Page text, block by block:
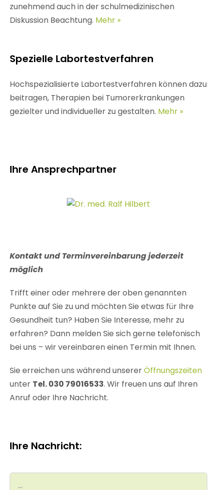
zunehmend auch in der schulmedizinischen
Diskussion Beachtung. Mehr »
Spezielle Labortestverfahren
Hochspezialisierte Labortestverfahren können dazu
beitragen, Therapien bei Tumorerkrankungen
gezielter und individueller zu gestalten. Mehr »
Ihre Ansprechpartner
Kontakt und Terminvereinbarung jederzeit
möglich
Trifft einer oder mehrere der oben genannten
Punkte auf Sie zu und möchten Sie etwas für Ihre
Gesundheit tun? Haben Sie Interesse, mehr zu
erfahren? Dann melden Sie sich gerne telefonisch
bei uns – wir vereinbaren einen Termin mit Ihnen.
Sie erreichen uns während unsererÖffnungszeiten
unter Tel. 030 79016533. Wir freuen uns auf Ihren
Anruf oder Ihre Nachricht.
Ihre Nachricht: